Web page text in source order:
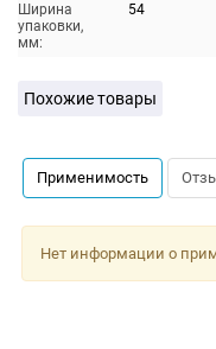
Ширина
упаковки,
мм:
54
Похожие товары
Применимость
Нет информации о